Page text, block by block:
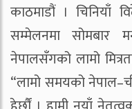
काठमाडौं । चिनियाँ
सम्मेलनमा सोमबार
नेपालसँगको लामो
“लामो समयको